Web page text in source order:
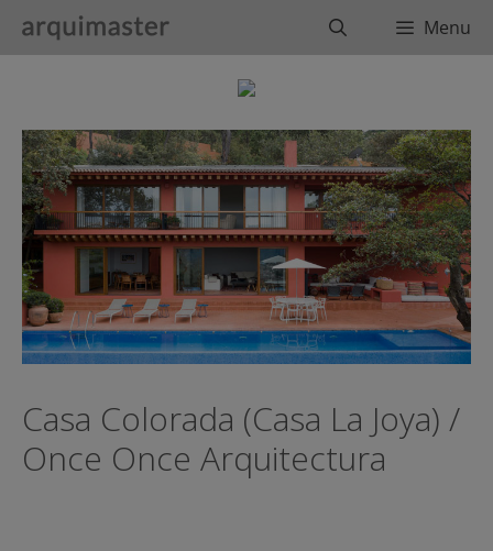
BuscarMenu
Casa Colorada (Casa La Joya) /
Once Once Arquitectura